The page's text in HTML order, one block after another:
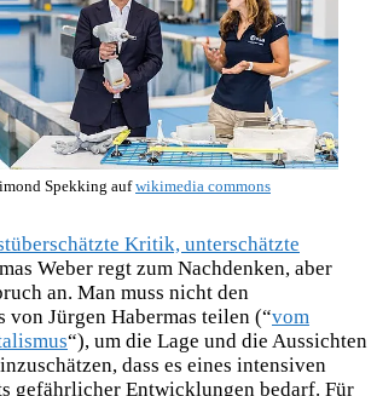
Spekking aufwikimedia commons
Kritik, unterschätzte
Weber regt zum Nachdenken, aber
an. Man muss nicht den
von Jürgen Habermas teilen (“vom
“), um die Lage und die Aussichten
dass es eines intensiven
gefährlicher Entwicklungen bedarf. Für